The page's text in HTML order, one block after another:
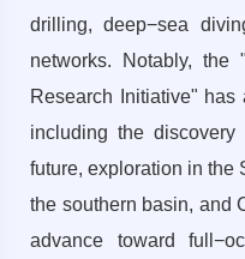
drilling, deep−sea
networks. Notably, the
Research Initiative" has
including the
future, exploration in the
the southern basin, and
advance toward